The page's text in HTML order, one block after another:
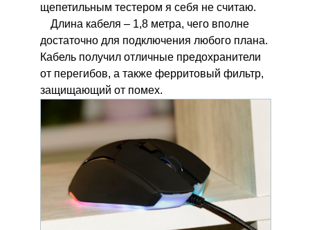
щепетильным тестером я себя не считаю.
Длина кабеля – 1,8 метра, чего вполне
достаточно для подключения любого плана.
Кабель получил отличные предохранители
от перегибов, а также ферритовый фильтр,
защищающий от помех.